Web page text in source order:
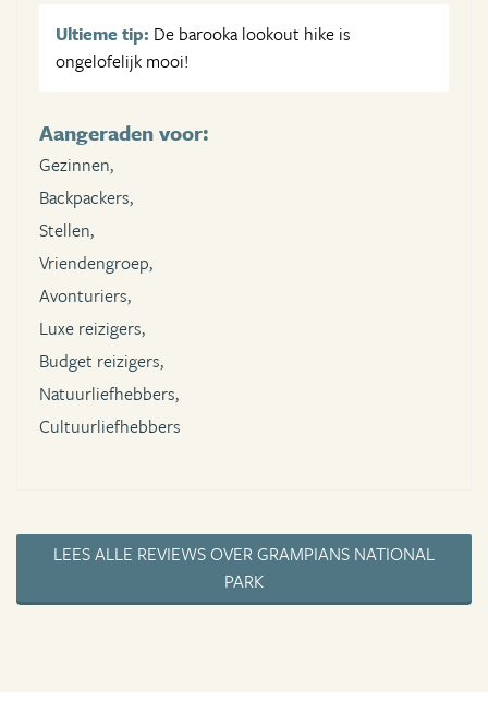
Ultieme tip: De barooka lookout hike is
ongelofelijk mooi!
Aangeraden voor:
Gezinnen,
Backpackers,
Stellen,
Vriendengroep,
Avonturiers,
Luxe reizigers,
Budget reizigers,
Natuurliefhebbers,
Cultuurliefhebbers
LEES ALLE REVIEWS OVER GRAMPIANS NATIONAL
PARK